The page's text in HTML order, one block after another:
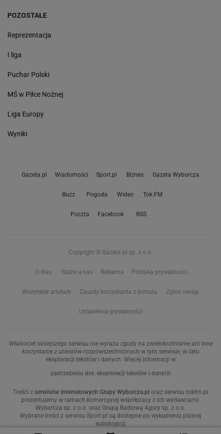
POZOSTAŁE
Reprezentacja
I liga
Puchar Polski
MŚ w Piłce Nożnej
Liga Europy
Wyniki
Gazeta.pl Wiadomości Sport.pl Biznes Gazeta Wyborcza
Buzz Pogoda Wideo Tok.FM
Poczta Facebook RSS
Copyright © Gazeta.pl sp. z o.o.
O Nas Staże u nas Reklama Polityka prywatności
Wszystkie artykuły Zasady korzystania z portalu Zgłoś uwagi
Ustawienia prywatności
Właściciel niniejszego serwisu nie wyraża zgody na zwielokrotnianie ani inne
korzystanie z utworów rozpowszechnionych w tym serwisie, w celu
eksploracji tekstów i danych. Więcej informacji w
zastrzeżeniu dot. eksploracji tekstów i danych
Treści z serwisów internetowych Grupy Wyborcza.pl oraz serwisu tokfm.pl
prezentujemy w ramach komercyjnej współpracy z ich wydawcami:
Wyborcza sp. z o.o. oraz Grupą Radiową Agory sp. z o.o.
Wybrane treści z serwisu Sport.pl są dostępne po wykupieniu płatnej
subskrypcji